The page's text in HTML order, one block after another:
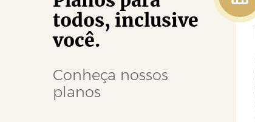
todos, inclusive
você.
Conheça nossos
planos